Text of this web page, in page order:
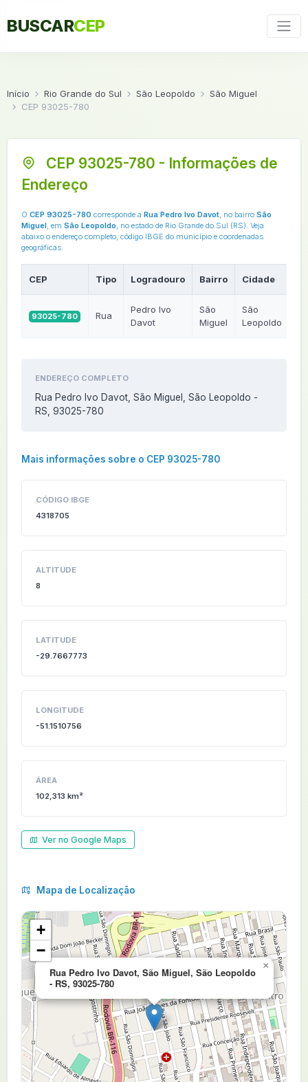
BUSCARCEP
Início Rio Grande do Sul São Leopoldo
São Miguel
CEP 93025-780
CEP 93025-780 - Informações de
Endereço
O CEP 93025-780 corresponde a Rua Pedro Ivo Davot, no bairro São
Miguel, em São Leopoldo, no estado de Rio Grande do Sul (RS). Veja
abaixo o endereço completo, código IBGE do município e coordenadas
geográficas.
CEP Tipo Logradouro Bairro Cidade
93025-780 Rua
Pedro Ivo
Davot
São
Miguel
São
Leopoldo
ENDEREÇO COMPLETO
Rua Pedro Ivo Davot, São Miguel, São Leopoldo -
RS, 93025-780
Mais informações sobre o CEP 93025-780
CÓDIGO IBGE
4318705
ALTITUDE
8
LATITUDE
-29.7667773
LONGITUDE
-51.1510756
ÁREA
102,313 km²
Ver no Google Maps
Mapa de Localização
Rua Pedro Ivo Davot, São Miguel, São Leopoldo
- RS, 93025-780
×
+
−